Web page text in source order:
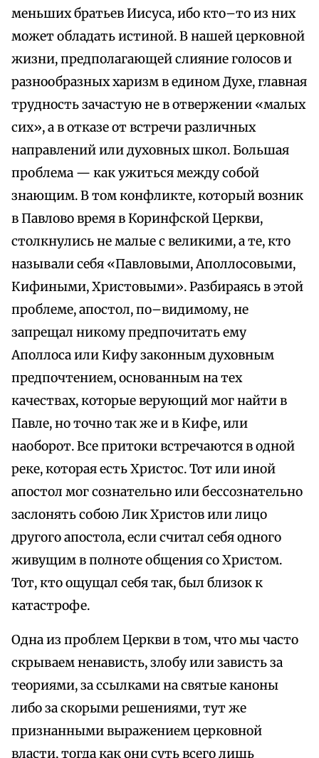
меньших братьев Иисуса, ибо кто–то из них
может обладать истиной. В нашей церковной
жизни, предполагающей слияние голосов и
разнообразных харизм в едином Духе, главная
трудность зачастую не в отвержении «малых
сих», а в отказе от встречи различных
направлений или духовных школ. Большая
проблема — как ужиться между собой
знающим. В том конфликте, который возник
в Павлово время в Коринфской Церкви,
столкнулись не малые с великими, а те, кто
называли себя «Павловыми, Аполлосовыми,
Кифиными, Христовыми». Разбираясь в этой
проблеме, апостол, по–видимому, не
запрещал никому предпочитать ему
Аполлоса или Кифу законным духовным
предпочтением, основанным на тех
качествах, которые верующий мог найти в
Павле, но точно так же и в Кифе, или
наоборот. Все притоки встречаются в одной
реке, которая есть Христос. Тот или иной
апостол мог сознательно или бессознательно
заслонять собою Лик Христов или лицо
другого апостола, если считал себя одного
живущим в полноте общения со Христом.
Тот, кто ощущал себя так, был близок к
катастрофе.
Одна из проблем Церкви в том, что мы часто
скрываем ненависть, злобу или зависть за
теориями, за ссылками на святые каноны
либо за скорыми решениями, тут же
признанными выражением церковной
власти, тогда как они суть всего лишь